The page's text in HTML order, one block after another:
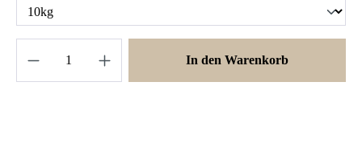
In den Warenkorb